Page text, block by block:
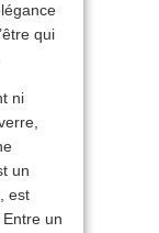
qui
ni
un
est
un